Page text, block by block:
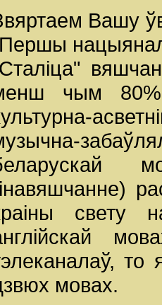
Вашу
чым 80%.
свету
то
мовах.